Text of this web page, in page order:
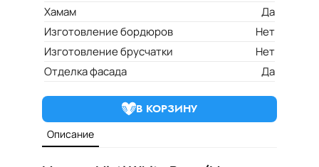
В КОРЗИНУ
Хамам
Да
Изготовление бордюров
Нет
Изготовление брусчатки
Нет
Отделка фасада
Да
Описание